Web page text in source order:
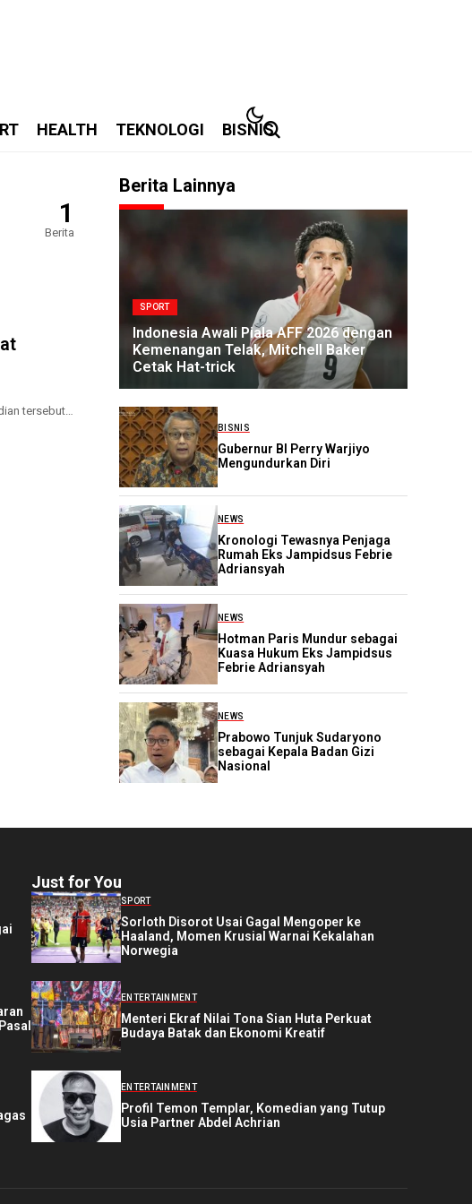
HEALTH TEKNOLOGI BISNIS
1
Berita
tersebut
Berita Lainnya
SPORT
Indonesia Awali Piala AFF 2026 dengan
Kemenangan Telak, Mitchell Baker
Cetak Hat-trick
BISNIS
Gubernur BI Perry Warjiyo
Mengundurkan Diri
NEWS
Kronologi Tewasnya Penjaga
Rumah Eks Jampidsus Febrie
Adriansyah
NEWS
Hotman Paris Mundur sebagai
Kuasa Hukum Eks Jampidsus
Febrie Adriansyah
NEWS
Prabowo Tunjuk Sudaryono
sebagai Kepala Badan Gizi
Nasional
Just for You
SPORT
Sorloth Disorot Usai Gagal Mengoper ke
Haaland, Momen Krusial Warnai Kekalahan
Norwegia
ENTERTAINMENT
Menteri Ekraf Nilai Tona Sian Huta Perkuat
Budaya Batak dan Ekonomi Kreatif
ENTERTAINMENT
Profil Temon Templar, Komedian yang Tutup
Usia Partner Abdel Achrian